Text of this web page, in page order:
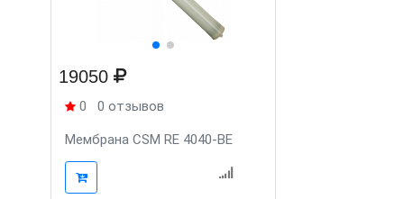
19050
0 0 отзывов
Мембрана CSM RE 4040-BE